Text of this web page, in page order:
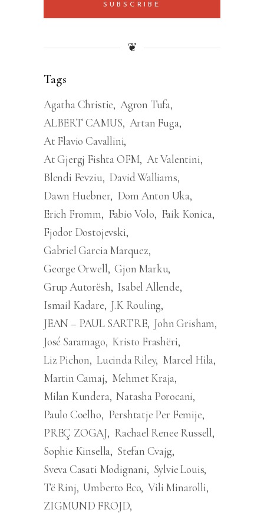
SUBSCRIBE
❦
Tags
Agatha Christie Agron Tufa
ALBERT CAMUS Artan Fuga
At Flavio Cavallini
At Gjergj Fishta OFM At Valentini
Blendi Fevziu David Walliams
Dawn Huebner Dom Anton Uka
Erich Fromm
Fabio Volo
Faik Konica
Fjodor Dostojevski
Gabriel Garcia Marquez
George Orwell Gjon Marku
Grup Autorësh Isabel Allende
Ismail Kadare J.K Rouling
JEAN – PAUL SARTRE John Grisham
José Saramago Kristo Frashëri
Liz Pichon Lucinda Riley Marcel Hila
Martin Camaj
Mehmet Kraja
Milan Kundera Natasha Porocani
Paulo Coelho
Pershtatje Per Femije
PREÇ ZOGAJ
Rachael Renee Russell
Sophie Kinsella Stefan Cvajg
Sveva Casati Modignani
Sylvie Louis
Të Rinj Umberto Eco Vili Minarolli
ZIGMUND FROJD